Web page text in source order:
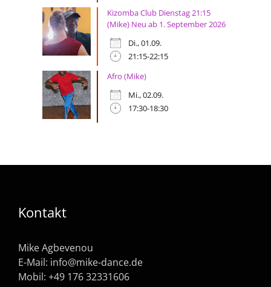
Kizomba Club Dienstag 21:15
(Mike) Neu ab 1. September 2026
Di., 01.09.
21:15-22:15
Afro (Mike)
Mi., 02.09.
17:30-18:30
Kontakt
Mike Agbevenou
E-Mail: info@mike-dance.de
Mobil: +49 176 32331606